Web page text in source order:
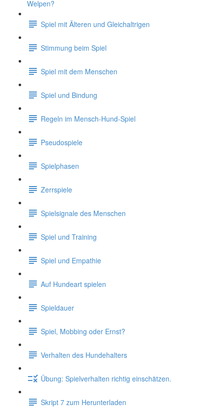
Welpen?
Spiel mit Älteren und Gleichaltrigen
Stimmung beim Spiel
Spiel mit dem Menschen
Spiel und Bindung
Regeln im Mensch-Hund-Spiel
Pseudospiele
Spielphasen
Zerrspiele
Spielsignale des Menschen
Spiel und Training
Spiel und Empathie
Auf Hundeart spielen
Spieldauer
Spiel, Mobbing oder Ernst?
Verhalten des Hundehalters
Übung: Spielverhalten richtig einschätzen.
Skript 7 zum Herunterladen